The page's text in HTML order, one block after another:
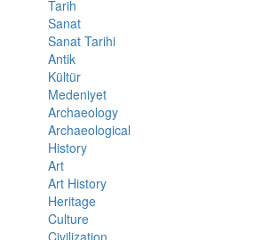
Tarih
Sanat
Sanat Tarihi
Antik
Kültür
Medeniyet
Archaeology
Archaeological
History
Art
Art History
Heritage
Culture
Civilization